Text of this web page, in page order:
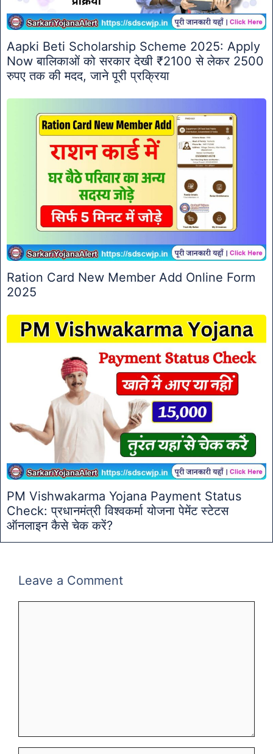
Aapki Beti Scholarship Scheme 2025: Apply
Now बालिकाओं को सरकार देखी ₹2100 से लेकर 2500
रुपए तक की मदद, जाने पूरी प्रक्रिया
Ration Card New Member Add Online Form
2025
PM Vishwakarma Yojana Payment Status
Check: प्रधानमंत्री विश्वकर्मा योजना पेमेंट स्टेटस
ऑनलाइन कैसे चेक करें?
Leave a Comment